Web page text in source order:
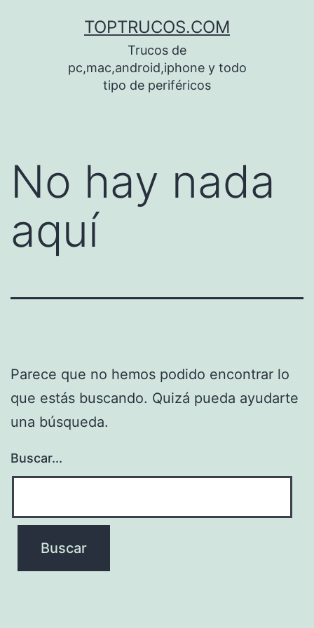
TOPTRUCOS.COM
Trucos de
pc,mac,android,iphone y todo
tipo de periféricos
No hay nada
aquí
Parece que no hemos podido encontrar lo
que estás buscando. Quizá pueda ayudarte
una búsqueda.
Buscar...